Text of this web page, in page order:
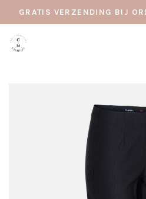
GRATIS VERZENDING BIJ